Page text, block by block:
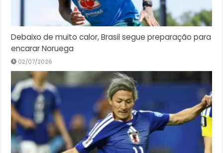
Debaixo de muito calor, Brasil segue preparação para
encarar Noruega
02/07/2026